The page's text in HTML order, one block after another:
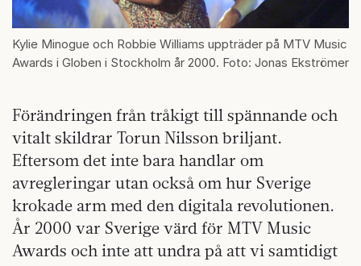
Kylie Minogue och Robbie Williams uppträder på MTV Music
Awards i Globen i Stockholm år 2000. Foto: Jonas Ekströmer
Förändringen från tråkigt till spännande och
vitalt skildrar Torun Nilsson briljant.
Eftersom det inte bara handlar om
avregleringar utan också om hur Sverige
krokade arm med den digitala revolutionen.
År 2000 var Sverige värd för MTV Music
Awards och inte att undra på att vi samtidigt